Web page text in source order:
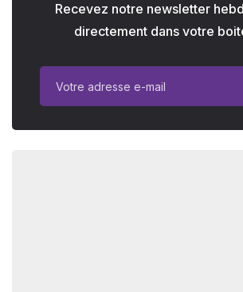
Recevez notre newsletter
directement dans votre